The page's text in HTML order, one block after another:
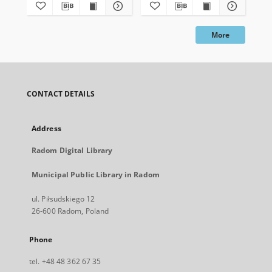
More
CONTACT DETAILS
Address
Radom Digital Library
Municipal Public Library in Radom
ul. Piłsudskiego 12
26-600 Radom, Poland
Phone
tel. +48 48 362 67 35